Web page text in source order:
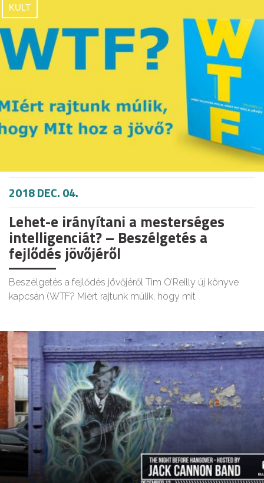
KULT
2018 DEC. 04.
Lehet-e irányítani a mesterséges
intelligenciát? – Beszélgetés a
fejlődés jövőjéről
Beszélgetés a fejlődés jövőjéről Tim O’Reilly új könyve
kapcsán (WTF? Miért rajtunk múlik, hogy mit